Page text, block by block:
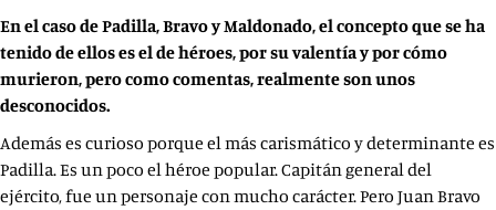
En el caso de Padilla, Bravo y Maldonado, el concepto que se ha
tenido de ellos es el de héroes, por su valentía y por cómo
murieron, pero como comentas, realmente son unos
desconocidos.
Además es curioso porque el más carismático y determinante es
Padilla. Es un poco el héroe popular. Capitán general del
ejército, fue un personaje con mucho carácter. Pero Juan Bravo